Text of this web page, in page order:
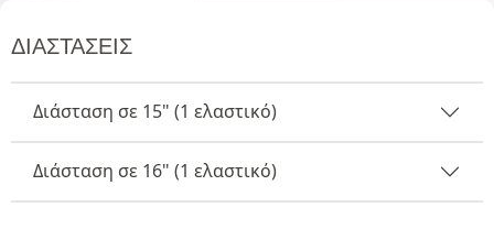
ΔΙΑΣΤΆΣΕΙΣ
Διάσταση σε 15" (1 ελαστικό)
Διάσταση σε 16" (1 ελαστικό)